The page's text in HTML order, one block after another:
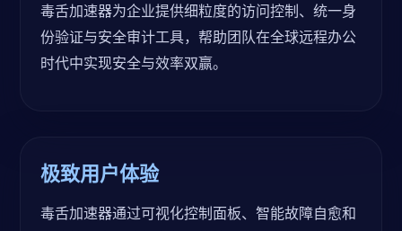
毒舌加速器为企业提供细粒度的访问控制、统一身
份验证与安全审计工具，帮助团队在全球远程办公
时代中实现安全与效率双赢。
极致用户体验
毒舌加速器通过可视化控制面板、智能故障自愈和